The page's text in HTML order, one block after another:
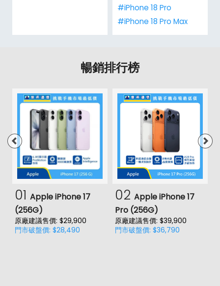
#iPhone 18 Pro
#iPhone 18 Pro Max
暢銷排行榜
01 Apple iPhone 17
(256G)
原廠建議售價: $29,900
門市破盤價: $28,490
02 Apple iPhone 17
Pro (256G)
原廠建議售價: $39,900
門市破盤價: $36,790